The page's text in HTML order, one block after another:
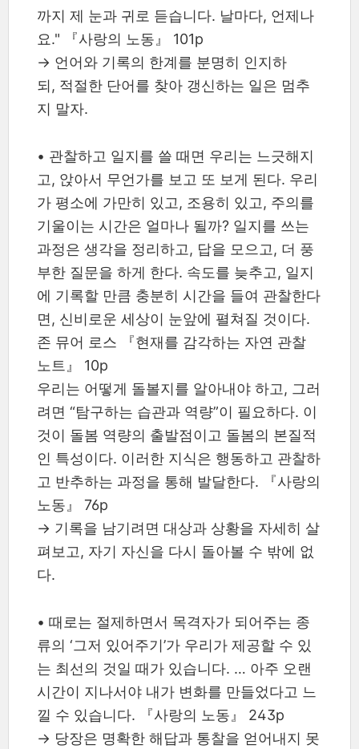
까지 제 눈과 귀로 듣습니다. 날마다, 언제나
요." 『사랑의 노동』 101p
→ 언어와 기록의 한계를 분명히 인지하
되, 적절한 단어를 찾아 갱신하는 일은 멈추
지 말자.
• 관찰하고 일지를 쓸 때면 우리는 느긋해지
고, 앉아서 무언가를 보고 또 보게 된다. 우리
가 평소에 가만히 있고, 조용히 있고, 주의를
기울이는 시간은 얼마나 될까? 일지를 쓰는
과정은 생각을 정리하고, 답을 모으고, 더 풍
부한 질문을 하게 한다. 속도를 늦추고, 일지
에 기록할 만큼 충분히 시간을 들여 관찰한다
면, 신비로운 세상이 눈앞에 펼쳐질 것이다.
존 뮤어 로스 『현재를 감각하는 자연 관찰
노트』 10p
우리는 어떻게 돌볼지를 알아내야 하고, 그러
려면 “탐구하는 습관과 역량”이 필요하다. 이
것이 돌봄 역량의 출발점이고 돌봄의 본질적
인 특성이다. 이러한 지식은 행동하고 관찰하
고 반추하는 과정을 통해 발달한다. 『사랑의
노동』 76p
→ 기록을 남기려면 대상과 상황을 자세히 살
펴보고, 자기 자신을 다시 돌아볼 수 밖에 없
다.
• 때로는 절제하면서 목격자가 되어주는 종
류의 ‘그저 있어주기’가 우리가 제공할 수 있
는 최선의 것일 때가 있습니다. … 아주 오랜
시간이 지나서야 내가 변화를 만들었다고 느
낄 수 있습니다. 『사랑의 노동』 243p
→ 당장은 명확한 해답과 통찰을 얻어내지 못